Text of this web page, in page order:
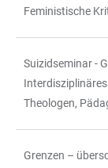
Feministische
Suizidseminar -
Theologen,
Grenzen –